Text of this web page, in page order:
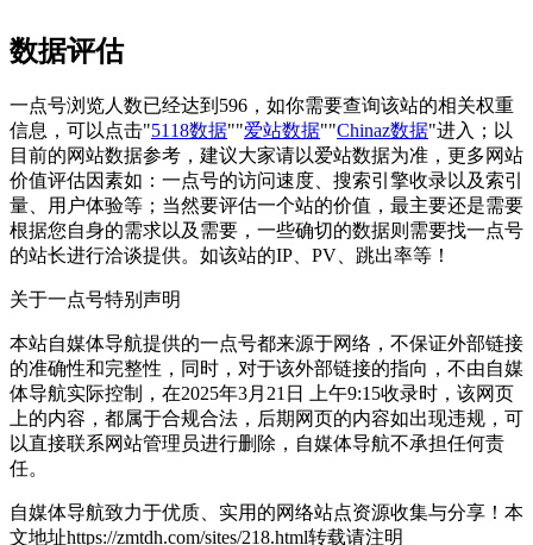
数据评估
一点号浏览人数已经达到596，如你需要查询该站的相关权重
信息，可以点击"5118数据""爱站数据""Chinaz数据"进入；以
目前的网站数据参考，建议大家请以爱站数据为准，更多网站
价值评估因素如：一点号的访问速度、搜索引擎收录以及索引
量、用户体验等；当然要评估一个站的价值，最主要还是需要
根据您自身的需求以及需要，一些确切的数据则需要找一点号
的站长进行洽谈提供。如该站的IP、PV、跳出率等！
关于一点号特别声明
本站自媒体导航提供的一点号都来源于网络，不保证外部链接
的准确性和完整性，同时，对于该外部链接的指向，不由自媒
体导航实际控制，在2025年3月21日 上午9:15收录时，该网页
上的内容，都属于合规合法，后期网页的内容如出现违规，可
以直接联系网站管理员进行删除，自媒体导航不承担任何责
任。
自媒体导航致力于优质、实用的网络站点资源收集与分享！ 本
文地址https://zmtdh.com/sites/218.html转载请注明